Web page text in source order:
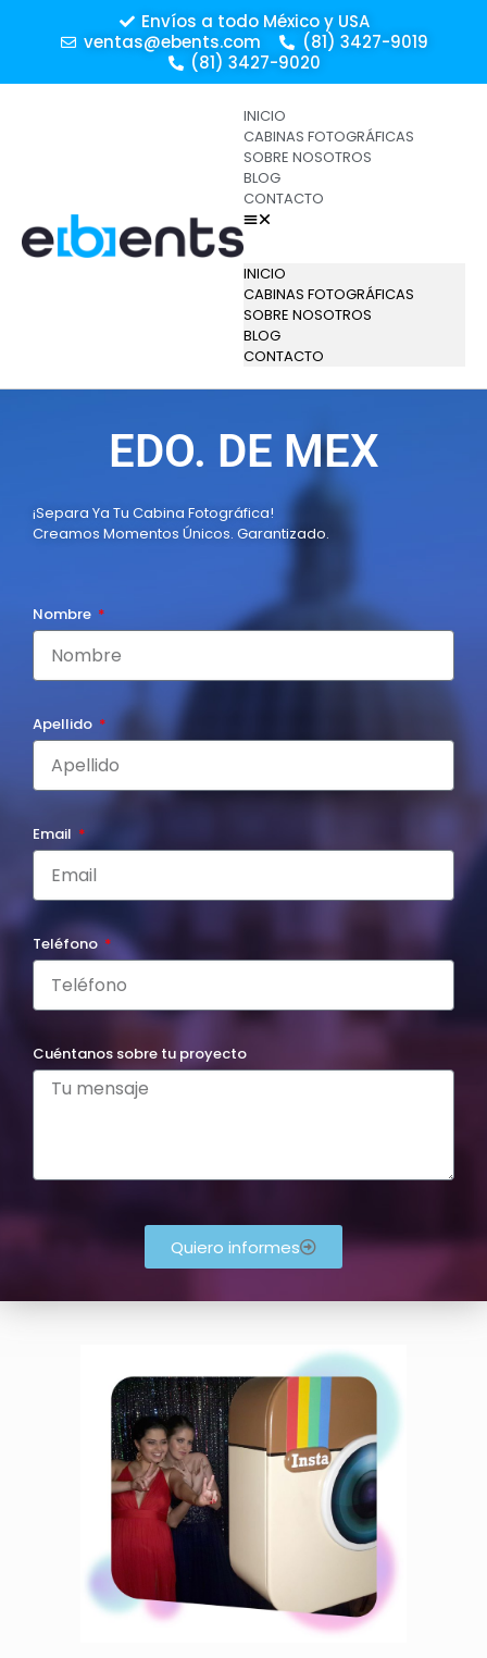
Envíos a todo México y USA
ventas@ebents.com
(81) 3427-9019
(81) 3427-9020
INICIO
CABINAS FOTOGRÁFICAS
SOBRE NOSOTROS
BLOG
CONTACTO
INICIO
CABINAS FOTOGRÁFICAS
SOBRE NOSOTROS
BLOG
CONTACTO
EDO. DE MEX
¡Separa Ya Tu Cabina Fotográfica!
Creamos Momentos Únicos. Garantizado.
Nombre
Apellido
Email
Teléfono
Cuéntanos sobre tu proyecto
Quiero informes